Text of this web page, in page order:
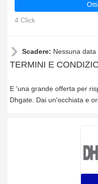
4 Click
Scadere: Nessuna
TERMINI E
E 'una grande offerta per
Dhgate. Dai un'occhiata e